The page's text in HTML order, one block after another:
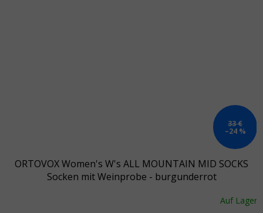
33 €
–24 %
ORTOVOX Women's W's ALL MOUNTAIN MID SOCKS
Socken mit Weinprobe - burgunderrot
Auf Lager